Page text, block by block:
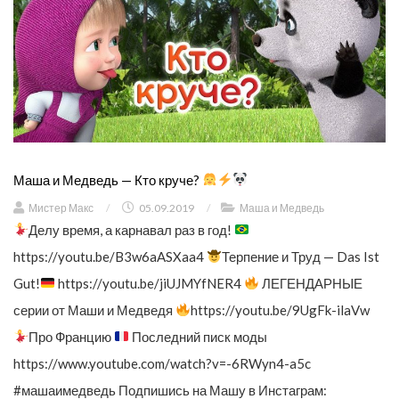
Маша и Медведь — Кто круче?
Мистер Макс / 05.09.2019 / Маша и Медведь
Делу время, а карнавал раз в год!
https://youtu.be/B3w6aASXaa4
Терпение и Труд — Das Ist
Gut!
https://youtu.be/jiUJMYfNER4
ЛЕГЕНДАРНЫЕ
серии от Маши и Медведя
https://youtu.be/9UgFk-ilaVw
Про Францию
Последний писк моды
https://www.youtube.com/watch?v=-6RWyn4-a5c
#машаимедведь Подпишись на Машу в Инстаграм: